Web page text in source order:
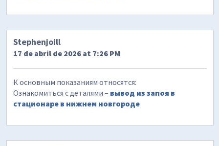
Stephenjoill
17 de abril de 2026 at 7:26 PM
К основным показаниям относятся:
Ознакомиться с деталями – вывод из запоя в
стационаре в нижнем новгороде